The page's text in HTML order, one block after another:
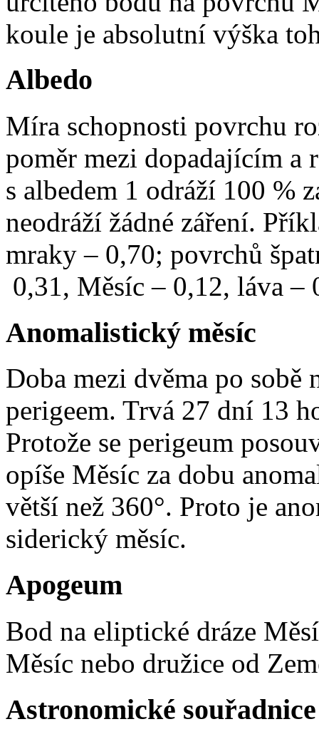
koule je absolutní výška
Albedo
Míra schopnosti povrchu
poměr mezi dopadajícím a
s albedem 1 odráží 100 %
neodráží žádné záření.
mraky – 0,70; povrchů
0,31, Měsíc – 0,12, láva –
Anomalistický měsíc
Doba mezi dvěma po
perigeem. Trvá 27 dní 13
Protože se perigeum
opíše Měsíc za dobu
větší než 360°. Proto je
siderický měsíc.
Apogeum
Bod na eliptické dráze
Měsíc nebo družice od
Astronomické